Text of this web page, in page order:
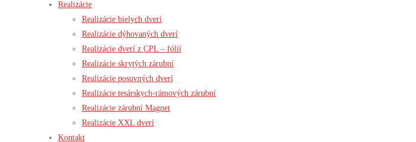
Realizácie
Realizácie bielych dverí
Realizácie dýhovaných dverí
Realizácie dverí z CPL – fólií
Realizácie skrytých zárubní
Realizácie posuvných dverí
Realizácie tesárskych-rámových zárubní
Realizácie zárubní Magnet
Realizácie XXL dverí
Kontakt